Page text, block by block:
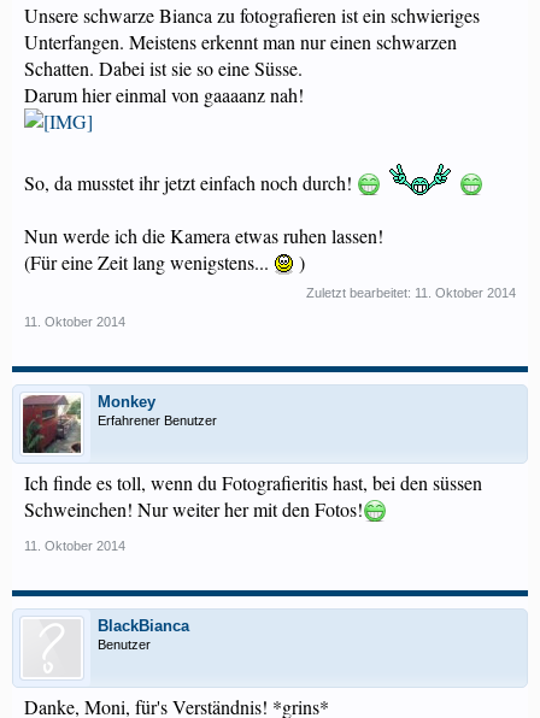
Unsere schwarze Bianca zu fotografieren ist ein schwieriges
Unterfangen. Meistens erkennt man nur einen schwarzen
Schatten. Dabei ist sie so eine Süsse.
Darum hier einmal von gaaaanz nah!
So, da musstet ihr jetzt einfach noch durch!
Nun werde ich die Kamera etwas ruhen lassen!
(Für eine Zeit lang wenigstens...
)
Zuletzt bearbeitet: 11. Oktober 2014
11. Oktober 2014
Monkey
Erfahrener Benutzer
Ich finde es toll, wenn du Fotografieritis hast, bei den süssen
Schweinchen! Nur weiter her mit den Fotos!
11. Oktober 2014
BlackBianca
Benutzer
Danke, Moni, für's Verständnis! *grins*